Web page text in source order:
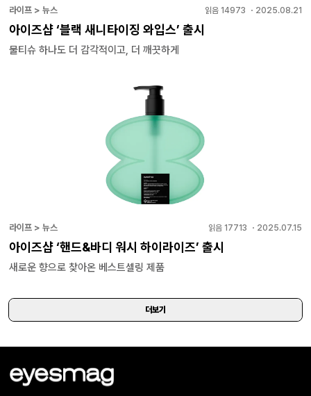
라이프 > 뉴스 읽음 14973 ・ 2025.08.21
아이즈샵 ‘블랙 새니타이징 와입스’ 출시
물티슈 하나도 더 감각적이고, 더 깨끗하게
라이프 > 뉴스 읽음 17713 ・ 2025.07.15
아이즈샵 ‘핸드&바디 워시 하이라이즈’ 출시
새로운 향으로 찾아온 베스트셀링 제품
더보기